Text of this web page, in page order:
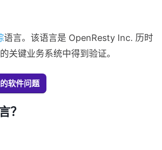
语言。该语言是 OpenResty Inc. 历时
关键业务系统中得到验证。
软件问题
？